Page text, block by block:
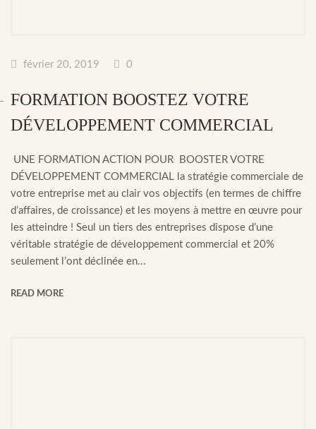
février 20, 2019 0
FORMATION BOOSTEZ VOTRE
DÉVELOPPEMENT COMMERCIAL
UNE FORMATION ACTION POUR BOOSTER VOTRE
DÉVELOPPEMENT COMMERCIAL la stratégie commerciale de
votre entreprise met au clair vos objectifs (en termes de chiffre
d’affaires, de croissance) et les moyens à mettre en œuvre pour
les atteindre ! Seul un tiers des entreprises dispose d’une
véritable stratégie de développement commercial et 20%
seulement l’ont déclinée en...
READ MORE